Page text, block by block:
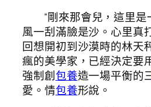
“剛來那會兒，這里是
風一刮滿臉是沙。心里真
回想開初到沙漠時的林天
瘋的美學家，已經決定要
強制創包養造一場平衡的
愛。情包養形說。